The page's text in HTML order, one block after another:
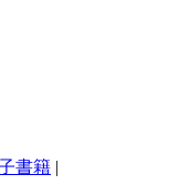
書籍 |